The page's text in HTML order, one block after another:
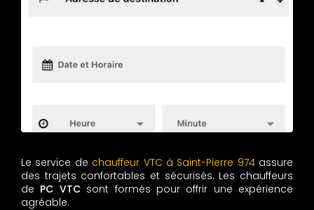
Le service de chauffeur VTC à Saint-Pierre 974assure
des trajets confortables et sécurisés. Les chauffeurs
de PC VTCsont formés pour offrir une expérience
agréable.